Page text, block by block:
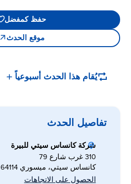
حفظ كمفضل
موقع الحدث
يُقام هذا الحدث أسبوعياً
تفاصيل الحدث
شركة كانساس سيتي للبيرة
310 غرب شارع 79
كانساس سيتي، ميسوري 64114
الحصول على الاتجاهات